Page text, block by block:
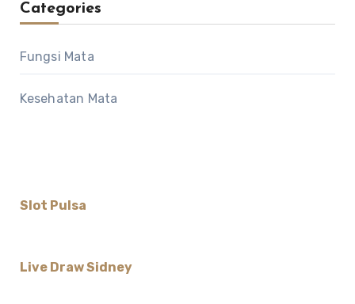
Categories
Fungsi Mata
Kesehatan Mata
Slot Pulsa
Live Draw Sidney